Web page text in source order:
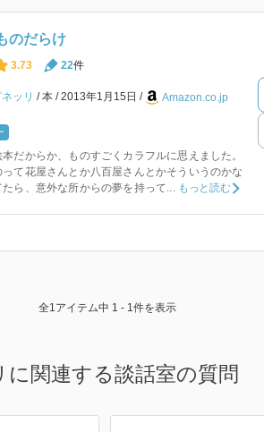
のだらけ
3.73 22件
ッリ 本 2013年1月15日 Amazon.co.jp
だからか、ものすごくカラフルに思えました。
って花屋さんとか八百屋さんとかそういうのかな
ら、意外な所からの夢を持って...
もっと読む
全1アイテム中 1 - 1件を表示
関連する談話室の質問